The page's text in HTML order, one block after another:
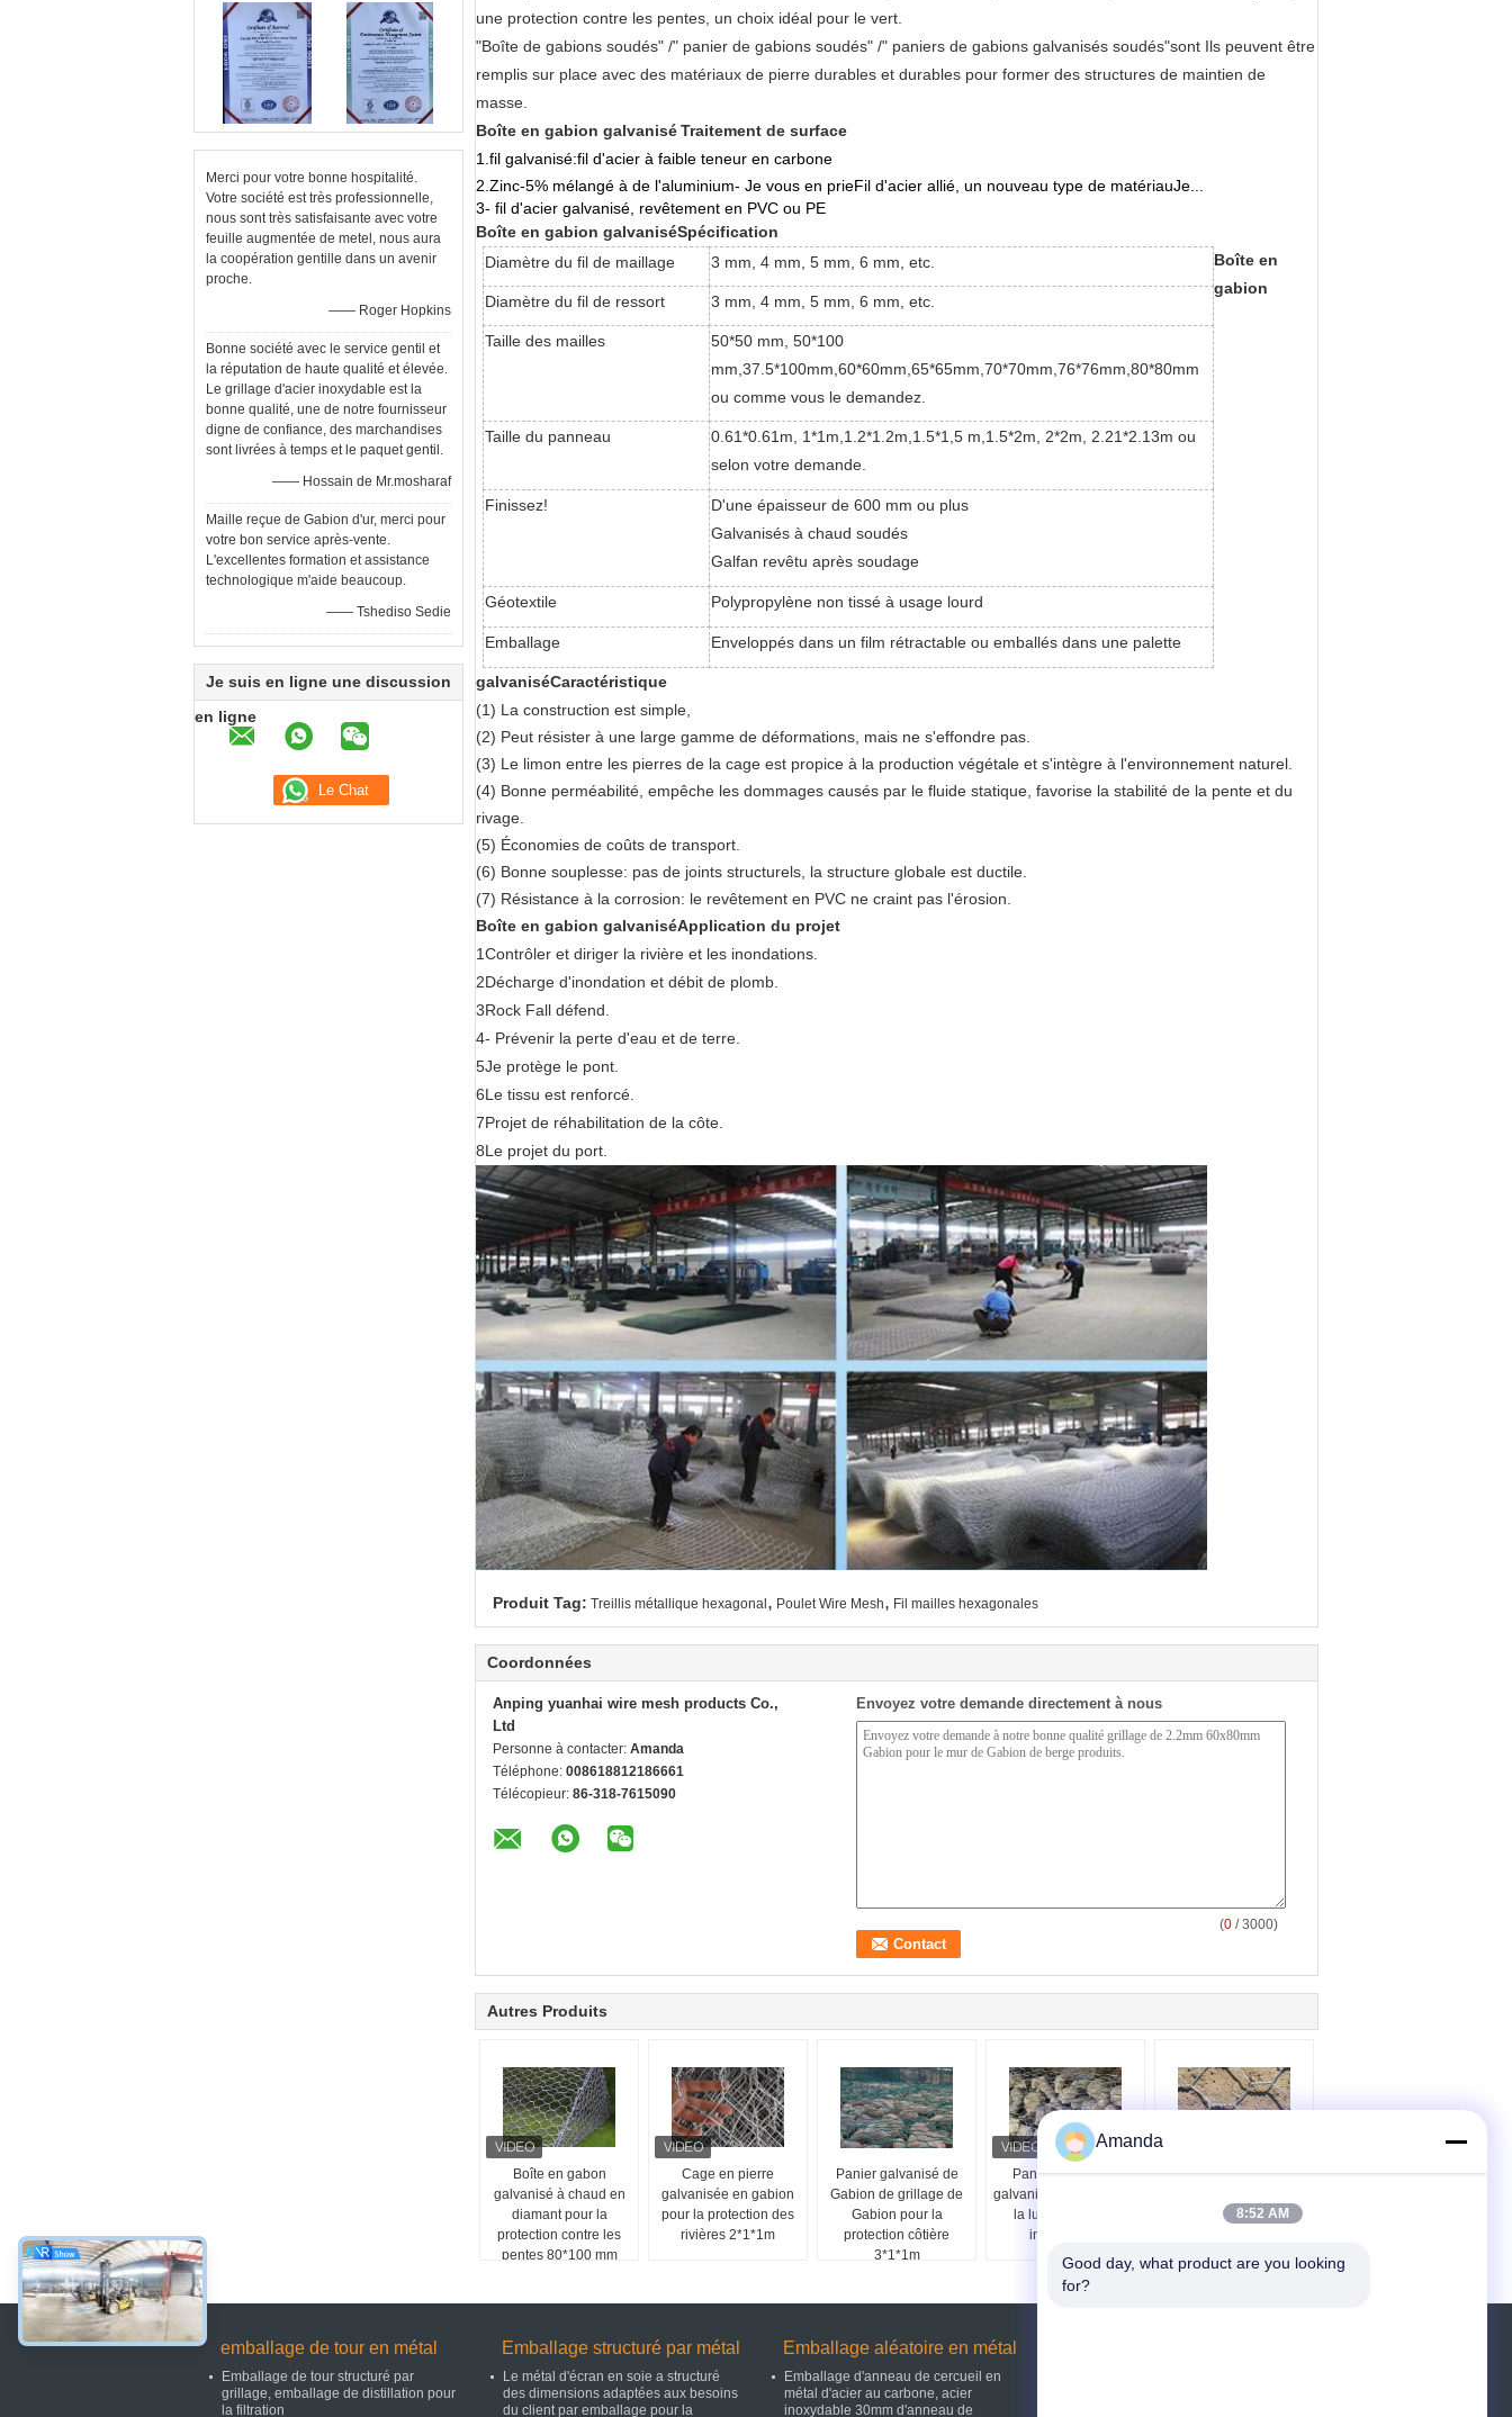
Merci pour votre bonne hospitalité.
Votre société est très professionnelle,
nous sont très satisfaisante avec votre
feuille augmentée de metel, nous aura
la coopération gentille dans un avenir
proche.
—— Roger Hopkins
Bonne société avec le service gentil et
la réputation de haute qualité et élevée.
Le grillage d'acier inoxydable est la
bonne qualité, une de notre fournisseur
digne de confiance, des marchandises
sont livrées à temps et le paquet gentil.
—— Hossain de Mr.mosharaf
Maille reçue de Gabion d'ur, merci pour
votre bon service après-vente.
L'excellentes formation et assistance
technologique m'aide beaucoup.
—— Tshediso Sedie
Je suis en ligne une discussion
en ligne
une protection contre les pentes, un choix idéal pour le vert.
"Boîte de gabions soudés" /" panier de gabions soudés" /" paniers de gabions galvanisés soudés"sont Ils peuvent être
remplis sur place avec des matériaux de pierre durables et durables pour former des structures de maintien de
masse.
Boîte en gabion galvaniséTraitement de surface
1.fil galvanisé:fil d'acier à faible teneur en carbone
2.Zinc-5% mélangé à de l'aluminium- Je vous en prieFil d'acier allié, un nouveau type de matériauJe...
3- fil d'acier galvanisé, revêtement en PVC ou PE
Boîte en gabion galvaniséSpécification
Diamètre du fil de maillage
3 mm, 4 mm, 5 mm, 6 mm, etc.
Diamètre du fil de ressort 3 mm, 4 mm, 5 mm, 6 mm, etc.
Taille des mailles
50*50 mm, 50*100
mm,37.5*100mm,60*60mm,65*65mm,70*70mm,76*76mm,80*80mm
ou comme vous le demandez.
Taille du panneau
0.61*0.61m, 1*1m,1.2*1.2m,1.5*1,5 m,1.5*2m, 2*2m, 2.21*2.13m ou
selon votre demande.
Finissez!
D'une épaisseur de 600 mm ou plus
Galvanisés à chaud soudés
Galfan revêtu après soudage
Géotextile Polypropylène non tissé à usage lourd
Emballage Enveloppés dans un film rétractable ou emballés dans une palette
Boîte en
gabion
galvaniséCaractéristique
(1) La construction est simple,
(2) Peut résister à une large gamme de déformations, mais ne s'effondre pas.
(3) Le limon entre les pierres de la cage est propice à la production végétale et s'intègre à l'environnement naturel.
(4) Bonne perméabilité, empêche les dommages causés par le fluide statique, favorise la stabilité de la pente et du
rivage.
(5) Économies de coûts de transport.
(6) Bonne souplesse: pas de joints structurels, la structure globale est ductile.
(7) Résistance à la corrosion: le revêtement en PVC ne craint pas l'érosion.
Boîte en gabion galvaniséApplication du projet
1Contrôler et diriger la rivière et les inondations.
2Décharge d'inondation et débit de plomb.
3Rock Fall défend.
4- Prévenir la perte d'eau et de terre.
5Je protège le pont.
6Le tissu est renforcé.
7Projet de réhabilitation de la côte.
8Le projet du port.
Produit Tag: Treillis métallique hexagonal , Poulet Wire Mesh, Fil mailles hexagonales
Coordonnées
Anping yuanhai wire mesh products Co.,
Ltd
Personne à contacter: Amanda
Téléphone: 008618812186661
Télécopieur: 86-318-7615090
Envoyez votre demande directement à nous
(0 / 3000)
Autres Produits
Boîte en gabon
galvanisé à chaud en
diamant pour la
protection contre les
pentes 80*100 mm
Cage en pierre
galvanisée en gabion
pour la protection des
rivières 2*1*1m
Panier galvanisé de
Gabion de grillage de
Gabion pour la
protection côtière
3*1*1m
Panier de gabion
galvanisé à chaud pour
la lutte contre les
inondations
PVC / fil de fer
Gabion filet de fil pour
emballage de tour en métal
Emballage de tour structuré par
grillage, emballage de distillation pour
la filtration
Emballage structuré par métal
Le métal d'écran en soie a structuré
des dimensions adaptées aux besoins
du client par emballage pour la
Emballage aléatoire en métal
Emballage d'anneau de cercueil en
métal d'acier au carbone, acier
inoxydable 30mm d'anneau de
Amanda
8:52 AM
Good day, what product are you looking
for?